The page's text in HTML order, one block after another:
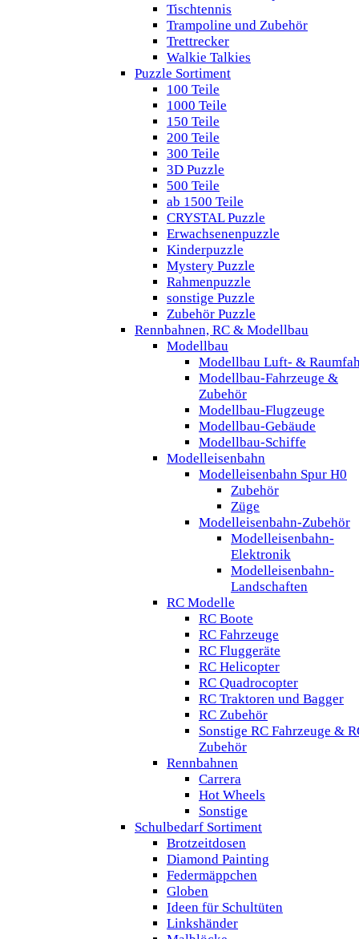
Tischtennis
Trampoline und Zubehör
Trettrecker
Walkie Talkies
Puzzle Sortiment
100 Teile
1000 Teile
150 Teile
200 Teile
300 Teile
3D Puzzle
500 Teile
ab 1500 Teile
CRYSTAL Puzzle
Erwachsenenpuzzle
Kinderpuzzle
Mystery Puzzle
Rahmenpuzzle
sonstige Puzzle
Zubehör Puzzle
Rennbahnen, RC & Modellbau
Modellbau
Modellbau Luft- &
Modellbau-Fahrzeuge &
Zubehör
Modellbau-Flugzeuge
Modellbau-Gebäude
Modellbau-Schiffe
Modelleisenbahn
Modelleisenbahn Spur H0
Zubehör
Züge
Modelleisenbahn-Zubehör
Modelleisenbahn-
Elektronik
Modelleisenbahn-
Landschaften
RC Modelle
RC Boote
RC Fahrzeuge
RC Fluggeräte
RC Helicopter
RC Quadrocopter
RC Traktoren und Bagger
RC Zubehör
Sonstige RC Fahrzeuge &
Zubehör
Rennbahnen
Carrera
Hot Wheels
Sonstige
Schulbedarf Sortiment
Brotzeitdosen
Diamond Painting
Federmäppchen
Globen
Ideen für Schultüten
Linkshänder